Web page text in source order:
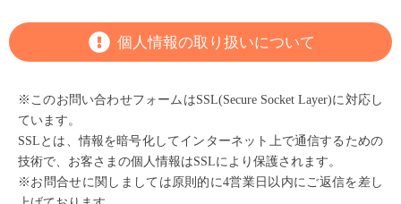
個人情報の取り扱いについて
※このお問い合わせフォームはSSL(Secure Socket Layer)に対応し
ています。
SSLとは、情報を暗号化してインターネット上で通信するための
技術で、お客さまの個人情報はSSLにより保護されます。
※お問合せに関しましては原則的に4営業日以内にご返信を差し